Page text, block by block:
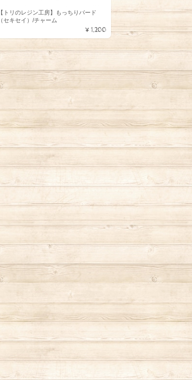
【トリのレジン工房】もっちりバード
（セキセイ）/チャーム
¥1,200